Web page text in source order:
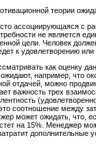
теории
ассоциирующаяся с
не является
цели. Человек
к удовлетворению
как оценку
например, что
отдачей, можно
важность трех
соотношение между
может ожидать, что,
на 15%. Менеджер